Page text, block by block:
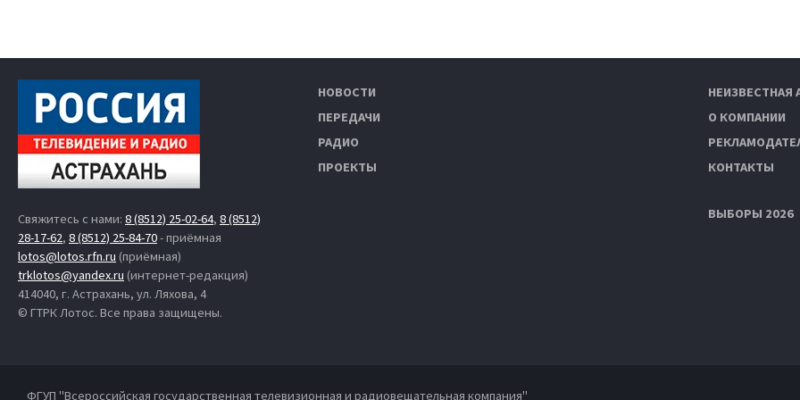
Свяжитесь с нами: 8 (8512) 25-02-64, 8 (8512)
28-17-62, 8 (8512) 25-84-70- приёмная
lotos@lotos.rfn.ru (приёмная)
trklotos@yandex.ru (интернет-редакция)
414040, г. Астрахань, ул. Ляхова, 4
© ГТРК Лотос. Все права защищены.
НОВОСТИ
ПЕРЕДАЧИ
РАДИО
ПРОЕКТЫ
НЕИЗВЕСТНАЯ
О КОМПАНИИ
КОНТАКТЫ
ВЫБОРЫ 2026
ФГУП "Всероссийская государственная телевизионная и радиовещательная компания"